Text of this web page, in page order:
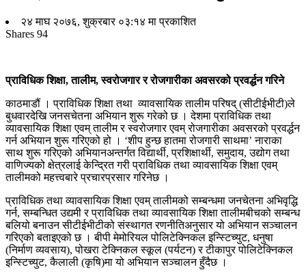
२४ माघ २०७६, शुक्रबार ०३:१४ मा प्रकाशित
Shares 94
प्राविधिक शिक्षा, तालीम, स्वरोजगार र रोजगारीका अवसरको प्रवर्द्धन गरिने
काठमाडौं । प्राविधिक शिक्षा तथा व्यावसायिक तालीम परिषद् (सीटीईभीटी)ले
बुधवारदेखि जनसचेतना अभियान शुरू गरेको छ । देशमा प्राविधिक तथा
व्यावसायिक शिक्षा एवम् तालीम र स्वरोजगार एवम् रोजगारीका अवसरको प्रवर्द्धन
गर्न अभियान शुरू गरिएको हो । ‘शीप हुन्छ हातमा रोजगारी साथमा’ नाराका
साथ शुरू गरिएको अभियानअन्तर्गत विद्यार्थी, प्रशिक्षार्थी, समुदाय, उद्योग तथा
वाणिज्यको क्षेत्रलाई केन्द्रित गरी प्राविधिक तथा व्यावसायिक शिक्षा एवम्
तालीमको महत्त्वबारे प्रचारप्रसार गरिनेछ ।
प्राविधिक तथा व्यावसायिक शिक्षा एवम् तालीमको सम्बन्धमा जनचेतना अभिवृद्धि
गर्न, सम्बन्धित उद्यमी र प्राविधिक तथा व्यावसायिक शिक्षा तालीमबीचको सम्बन्ध
बलियो बनाउन सीटीईभीटीको संस्थागत रणनीतिअनुसार यो अभियान सञ्चालन
गरिएको बताइएको छ । बीपी मेमोरियल पोलिटेक्निकल इन्स्टिच्युट, धनुषा
(निर्माण व्यवसाय), पोखरा टेक्निकल स्कूल (पर्यटन) र टीकापुर पोलिटेक्निकल
इन्स्टिच्युट, कैलाली (कृषि)मा यो अभियान सञ्चालन हुँदैछ ।